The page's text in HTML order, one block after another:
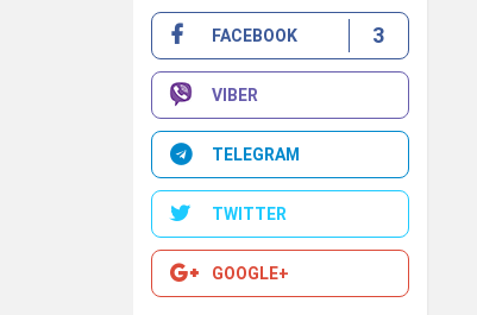
FACEBOOK 3
VIBER
TELEGRAM
TWITTER
GOOGLE+